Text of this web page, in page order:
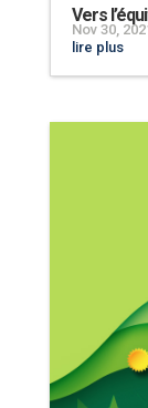
Vers
Nov 30,
lire plus